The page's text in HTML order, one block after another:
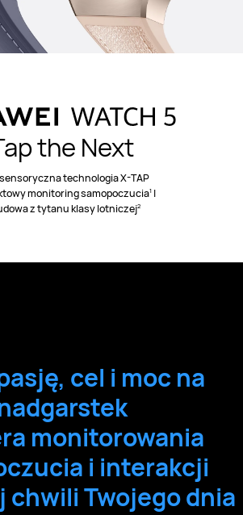
the Next
technologia X-TAP
monitoring samopoczucia1 |
z tytanu klasy lotniczej2
cel i moc na
monitorowania
i interakcji
chwili Twojego dnia
smartwatch, który łączy
wytrzymałość z
4, jest gotów stawić czoła
wyzwaniu, a jednocześnie